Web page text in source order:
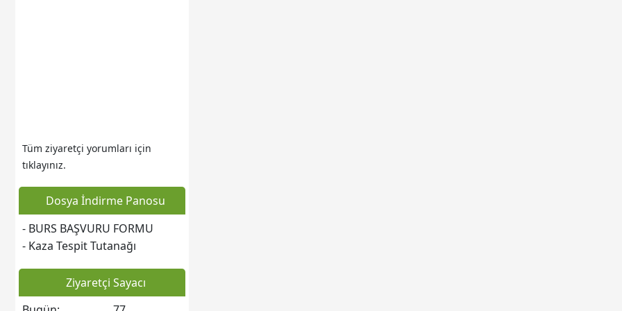
Web sitesine git
Tüm ziyaretçi yorumları için
tıklayınız.
Dosya İndirme Panosu
- BURS BAŞVURU FORMU
- Kaza Tespit Tutanağı
Ziyaretçi Sayacı